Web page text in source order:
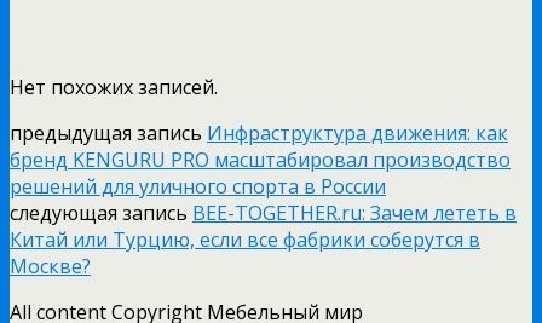
Нет похожих записей.
предыдущая запись Инфраструктура движения: как
бренд KENGURU PRO масштабировал производство
решений для уличного спорта в России
следующая запись BEE-TOGETHER.ru: Зачем лететь в
Китай или Турцию, если все фабрики соберутся в
Москве?
All content Copyright Мебельный мир